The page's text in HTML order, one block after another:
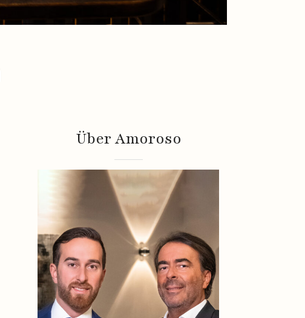
Über Amoroso